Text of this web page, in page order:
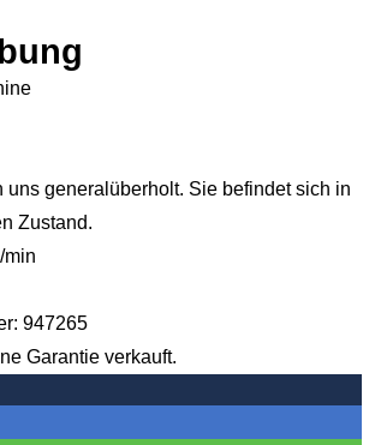
uns generalüberholt. Sie befindet sich in
Zustand.
min
947265
Garantie verkauft.